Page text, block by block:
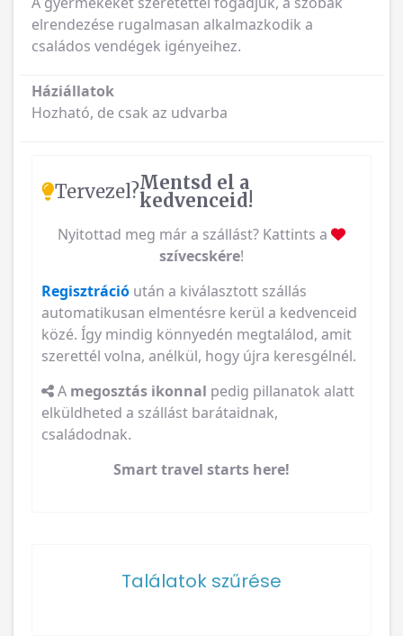
elrendezése rugalmasan alkalmazkodik a
családos vendégek igényeihez.
Háziállatok
Hozható, de csak az udvarba
Tervezel?Mentsd el a
kedvenceid!
Nyitottad meg már a szállást? Kattints a
szívecskére!
Regisztráció után a kiválasztott szállás
automatikusan elmentésre kerül a kedvenceid
közé. Így mindig könnyedén megtalálod, amit
szerettél volna, anélkül, hogy újra keresgélnél.
A megosztás ikonnal pedig pillanatok alatt
elküldheted a szállást barátaidnak,
családodnak.
Smart travel starts here!
Találatok szűrése